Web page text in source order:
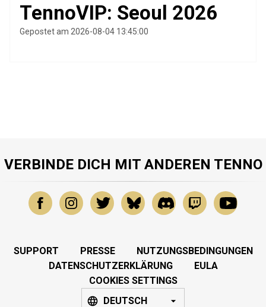
TennoVIP: Seoul 2026
Gepostet am 2026-08-04 13:45:00
VERBINDE DICH MIT ANDEREN TENNO
SUPPORT PRESSE
NUTZUNGSBEDINGUNGEN
DATENSCHUTZERKLÄRUNG
EULA
COOKIES SETTINGS
DEUTSCH